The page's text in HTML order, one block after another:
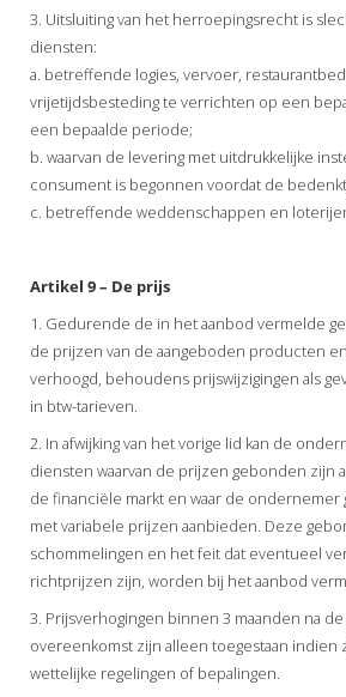
3. Uitsluiting van het herroepingsrecht is
diensten:
a. betreffende logies, vervoer,
vrijetijdsbesteding te verrichten op een
een bepaalde periode;
b. waarvan de levering met uitdrukkelijke
consument is begonnen voordat de
c. betreffende weddenschappen en
Artikel 9 – De prijs
1. Gedurende de in het aanbod vermelde
de prijzen van de aangeboden producten
verhoogd, behoudens prijswijzigingen als
in btw-tarieven.
2. In afwijking van het vorige lid kan de
diensten waarvan de prijzen gebonden zijn
de financiële markt en waar de
met variabele prijzen aanbieden. Deze
schommelingen en het feit dat eventueel
richtprijzen zijn, worden bij het aanbod
3. Prijsverhogingen binnen 3 maanden na
overeenkomst zijn alleen toegestaan indien
wettelijke regelingen of bepalingen.